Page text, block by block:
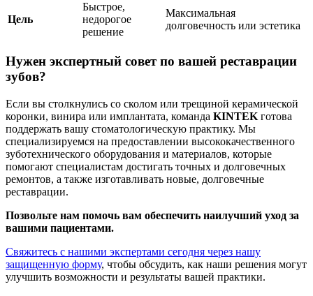
Цель
Быстрое,
недорогое
решение
Максимальная
долговечность или эстетика
Нужен экспертный совет по вашей реставрации
зубов?
Если вы столкнулись со сколом или трещиной керамической
коронки, винира или имплантата, команда KINTEK готова
поддержать вашу стоматологическую практику. Мы
специализируемся на предоставлении высококачественного
зуботехнического оборудования и материалов, которые
помогают специалистам достигать точных и долговечных
ремонтов, а также изготавливать новые, долговечные
реставрации.
Позвольте нам помочь вам обеспечить наилучший уход за
вашими пациентами.
Свяжитесь с нашими экспертами сегодня через нашу
защищенную форму, чтобы обсудить, как наши решения могут
улучшить возможности и результаты вашей практики.